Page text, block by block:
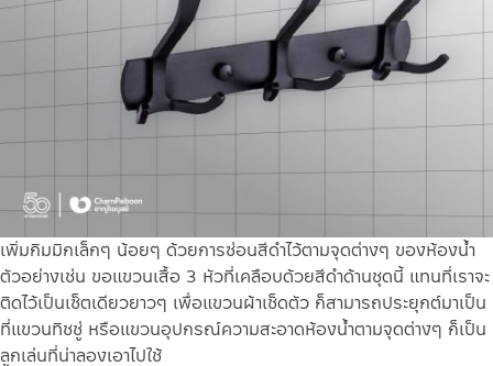
เพิ่มกิมมิกเล็กๆ น้อยๆ ด้วยการซ่อนสีดำไว้ตามจุดต่างๆ ของห้องน้ำ
ตัวอย่างเช่น ขอแขวนเสื้อ 3 หัวที่เคลือบด้วยสีดำด้านชุดนี้ แทนที่เราจะ
ติดไว้เป็นเซ็ตเดียวยาวๆ เพื่อแขวนผ้าเช็ดตัว ก็สามารถประยุกต์มาเป็น
ที่แขวนทิชชู่ หรือแขวนอุปกรณ์ความสะอาดห้องน้ำตามจุดต่างๆ ก็เป็น
ลูกเล่นที่น่าลองเอาไปใช้